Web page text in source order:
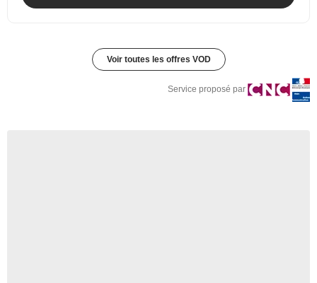
Voir toutes les offres VOD
Service proposé par